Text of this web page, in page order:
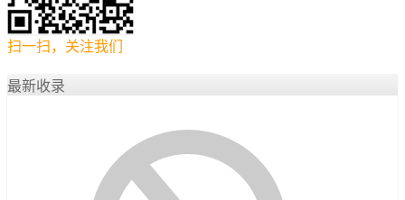
扫一扫，关注我们
最新收录